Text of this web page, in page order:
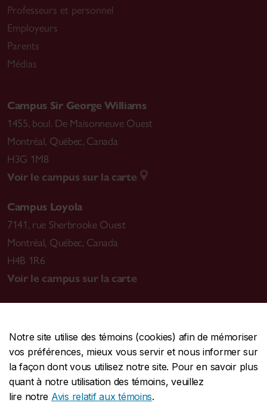
Notre site utilise des témoins (cookies) afin de mémoriser
vos préférences, mieux vous servir et nous informer sur
la façon dont vous utilisez notre site. Pour en savoir plus
quant à notre utilisation des témoins, veuillez
lire notre Avis relatif aux témoins.
Professeurs et personnel
Employeurs
Parents
Médias
Campus Sir George Williams
1455, boul. De Maisonneuve Ouest
Montréal, Québec, Canada
H3G 1M8
Voir le campus sur la carte
Campus Loyola
7141, rue Sherbrooke Ouest
Montréal, Québec, Canada
H4B 1R6
Voir le campus sur la carte
CENTRALE514-848-2424
URGENCE514-848-3717
Protection et prévention | Accessibilité | Confidentialité
Conditions d'utilisation |